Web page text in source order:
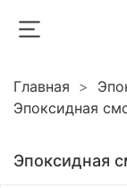
Главная
Эпоксидная
Эпоксидная